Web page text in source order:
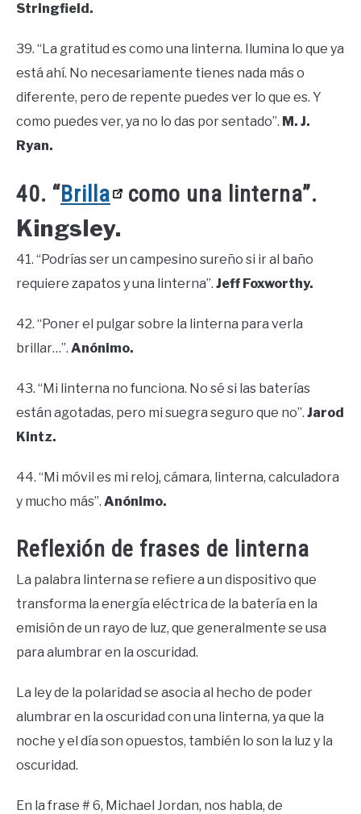
Stringfield.
39. “La gratitud es como una linterna. Ilumina lo que ya
está ahí. No necesariamente tienes nada más o
diferente, pero de repente puedes ver lo que es. Y
como puedes ver, ya no lo das por sentado”. M. J.
Ryan.
40. “Brilla como una linterna”.
Kingsley.
41. “Podrías ser un campesino sureño si ir al baño
requiere zapatos y una linterna”. Jeff Foxworthy.
42. “Poner el pulgar sobre la linterna para verla
brillar…”. Anónimo.
43. “Mi linterna no funciona. No sé si las baterías
están agotadas, pero mi suegra seguro que no”. Jarod
Kintz.
44. “Mi móvil es mi reloj, cámara, linterna, calculadora
y mucho más”. Anónimo.
Reflexión de frases de linterna
La palabra linterna se refiere a un dispositivo que
transforma la energía eléctrica de la batería en la
emisión de un rayo de luz, que generalmente se usa
para alumbrar en la oscuridad.
La ley de la polaridad se asocia al hecho de poder
alumbrar en la oscuridad con una linterna, ya que la
noche y el día son opuestos, también lo son la luz y la
oscuridad.
En la frase # 6, Michael Jordan, nos habla, de